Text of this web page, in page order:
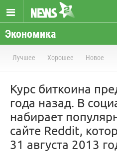
Экономика
Лучшее Хорошее Новое
Курс биткоина
года назад. В
набирает
сайте Reddit,
31 августа 2013